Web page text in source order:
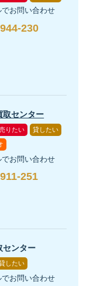
でお問い合わせ
230
取センター
りたい 貸したい
でお問い合わせ
251
センター
したい
でお問い合わせ